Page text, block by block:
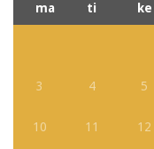
ma ti ke
3 4 5
10 11 12